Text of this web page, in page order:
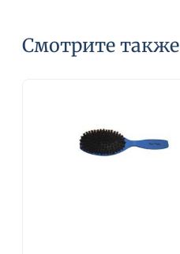
Смотрите также